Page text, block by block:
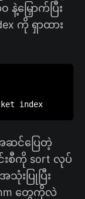
မြှောက်ပြီး
ကို ရှာထား
index
င်ပြေတဲ့
င်းစီကို sort လုပ်
းပြုပြီး
တွေကိုလဲ